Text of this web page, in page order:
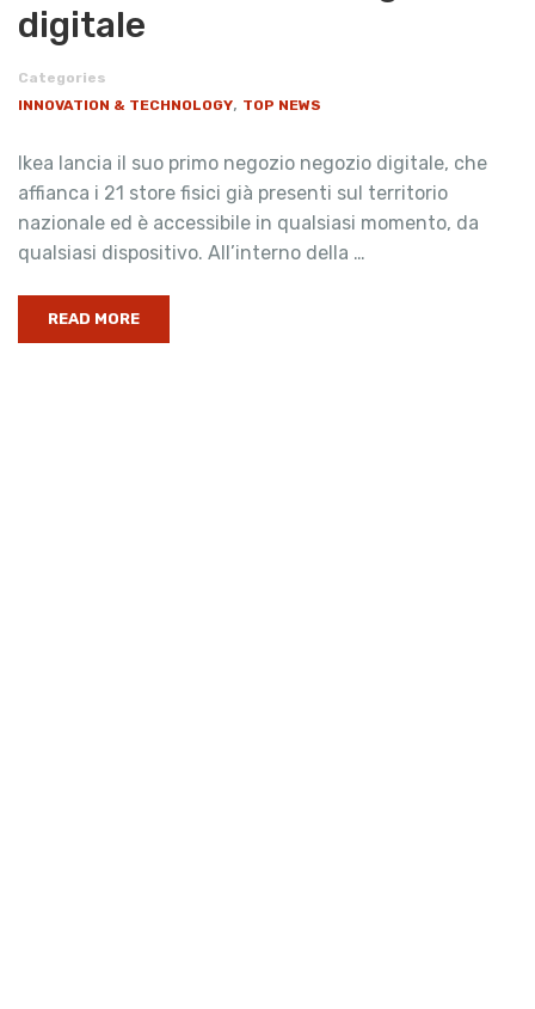
digitale
Categories
INNOVATION & TECHNOLOGY, TOP NEWS
Ikea lancia il suo primo negozio negozio digitale, che
affianca i 21 store fisici già presenti sul territorio
nazionale ed è accessibile in qualsiasi momento, da
qualsiasi dispositivo. All’interno della …
READ MORE